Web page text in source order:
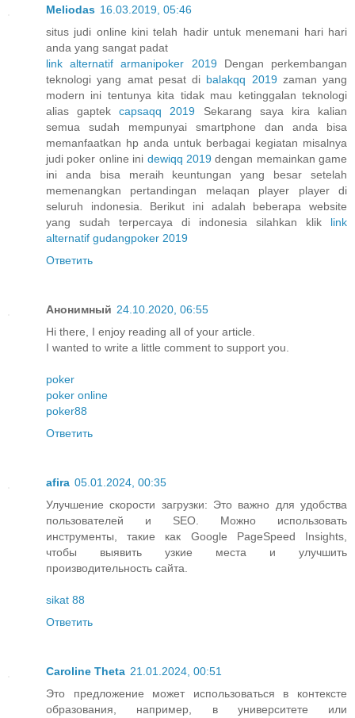
Meliodas 16.03.2019, 05:46
situs judi online kini telah hadir untuk menemani hari hari
anda yang sangat padat
link alternatif armanipoker 2019Dengan perkembangan
teknologi yang amat pesat di balakqq 2019zaman yang
modern ini tentunya kita tidak mau ketinggalan teknologi
alias gaptekcapsaqq 2019 Sekarang saya kira kalian
semua sudah mempunyai smartphone dan anda bisa
memanfaatkan hp anda untuk berbagai kegiatan misalnya
judi poker online ini dewiqq 2019dengan memainkan game
ini anda bisa meraih keuntungan yang besar setelah
memenangkan pertandingan melaqan player player di
seluruh indonesia. Berikut ini adalah beberapa website
yang sudah terpercaya di indonesia silahkan klik link
alternatif gudangpoker 2019
Ответить
Анонимный 24.10.2020, 06:55
Hi there, I enjoy reading all of your article.
I wanted to write a little comment to support you.
poker
poker online
poker88
Ответить
afira 05.01.2024, 00:35
Улучшение скорости загрузки: Это важно для удобства
пользователей и SEO. Можно использовать
инструменты, такие как Google PageSpeed Insights,
чтобы выявить узкие места и улучшить
производительность сайта.
sikat 88
Ответить
Caroline Theta 21.01.2024, 00:51
Это предложение может использоваться в контексте
образования, например, в университете или